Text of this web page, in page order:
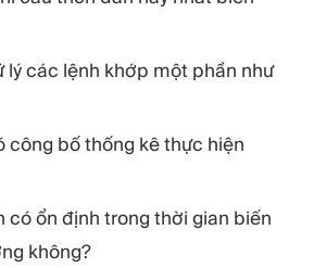
lý các lệnh khớp một phần như
công bố thống kê thực hiện
có ổn định trong thời gian biến
không?